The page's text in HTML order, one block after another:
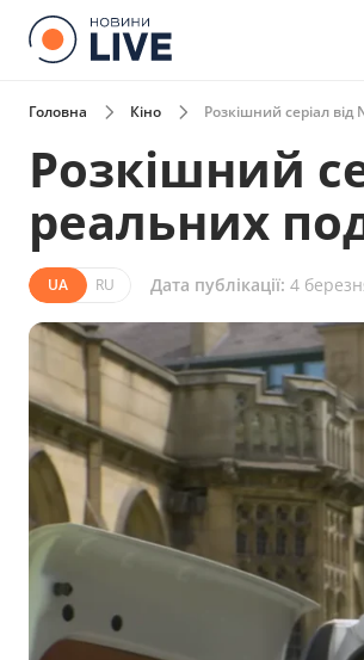
Головна Кіно Розкішний серіал
Розкішний
реальних
UA RU Дата публікації: 4